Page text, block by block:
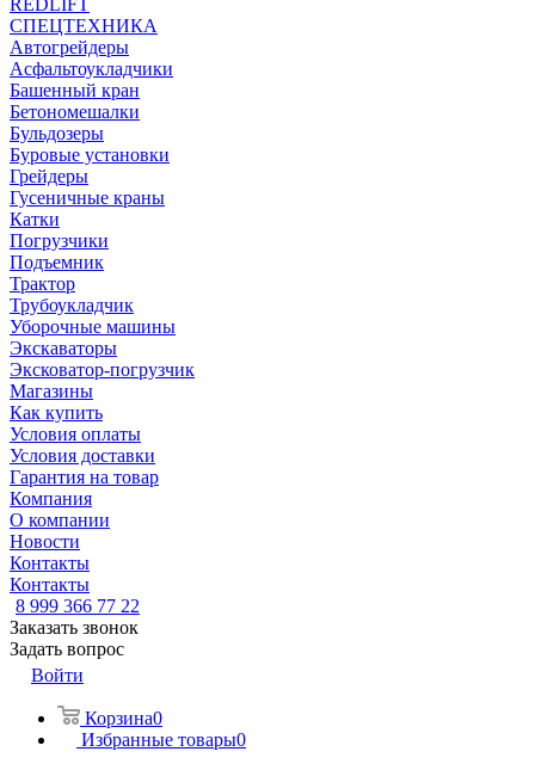
REDLIFT
СПЕЦТЕХНИКА
Автогрейдеры
Асфальтоукладчики
Башенный кран
Бетономешалки
Бульдозеры
Буровые установки
Грейдеры
Гусеничные краны
Катки
Погрузчики
Подъемник
Трактор
Трубоукладчик
Уборочные машины
Экскаваторы
Эксковатор-погрузчик
Магазины
Как купить
Условия оплаты
Условия доставки
Гарантия на товар
Компания
О компании
Новости
Контакты
Контакты
8 999 366 77 22
Заказать звонок
Задать вопрос
Войти
Корзина0
Избранные товары0